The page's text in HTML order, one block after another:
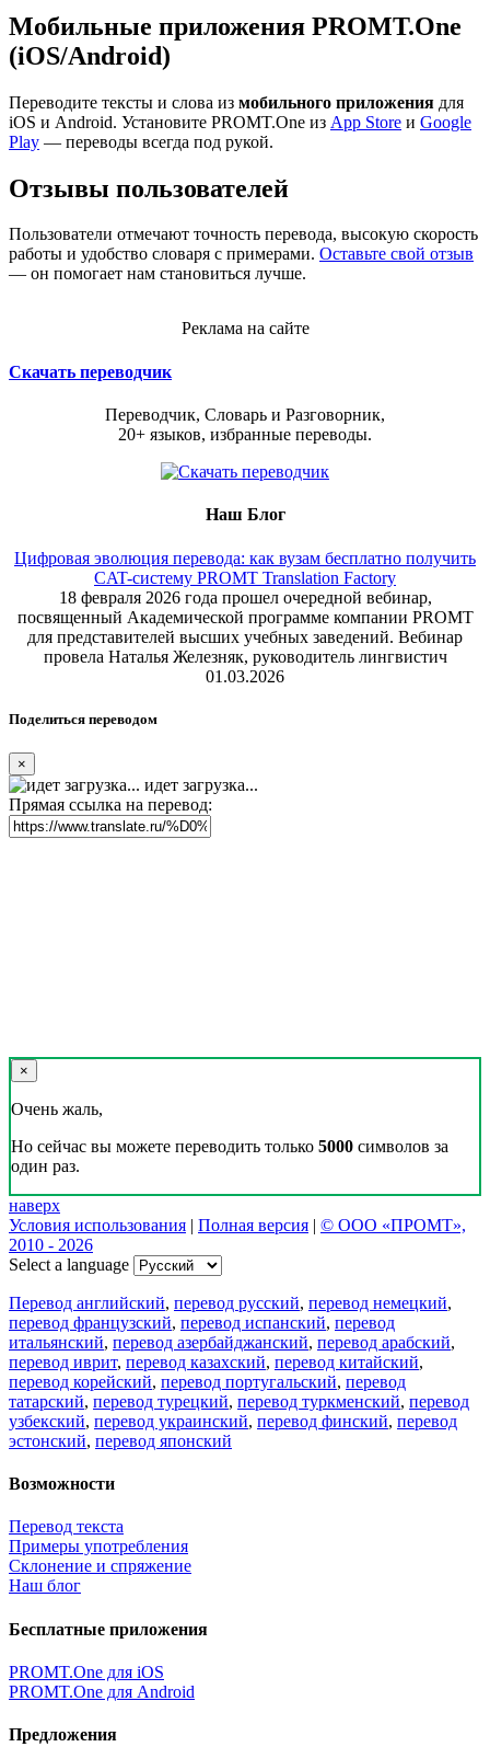
Мобильные приложения PROMT.One
(iOS/Android)
Переводите тексты и слова из мобильного приложения для
iOS и Android. Установите PROMT.One из App Store и Google
Play — переводы всегда под рукой.
Отзывы пользователей
Пользователи отмечают точность перевода, высокую скорость
работы и удобство словаря с примерами. Оставьте свой отзыв
— он помогает нам становиться лучше.
Реклама на сайте
Скачать переводчик
Переводчик, Словарь и Разговорник,
20+ языков, избранные переводы.
Наш Блог
Цифровая эволюция перевода: как вузам бесплатно получить
CAT-систему PROMT Translation Factory
18 февраля 2026 года прошел очередной вебинар,
посвященный Академической программе компании PROMT
для представителей высших учебных заведений. Вебинар
провела Наталья Железняк, руководитель лингвистич
01.03.2026
Поделиться переводом
×
идет загрузка...
Прямая ссылка на перевод:
×
Очень жаль,
Но сейчас вы можете переводить только 5000 символов за
один раз.
наверх
Условия использования | Полная версия | © ООО «ПРОМТ»,
2010 - 2026
Select a language
Перевод английский, перевод русский, перевод немецкий,
перевод французский, перевод испанский, перевод
итальянский, перевод азербайджанский, перевод арабский,
перевод иврит, перевод казахский, перевод китайский,
перевод корейский, перевод португальский, перевод
татарский, перевод турецкий, перевод туркменский, перевод
узбекский, перевод украинский, перевод финский, перевод
эстонский, перевод японский
Возможности
Перевод текста
Примеры употребления
Склонение и спряжение
Наш блог
Бесплатные приложения
PROMT.One для iOS
PROMT.One для Android
Предложения